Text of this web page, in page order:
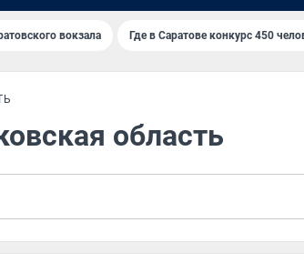
вокзала Где в Саратове конкурс 450
область